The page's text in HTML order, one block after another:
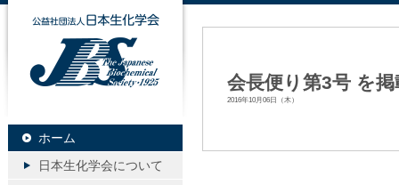
会長便り第3号 を
2016年10月06日（木）
公益社団法人日本生化学会
ホーム
日本生化学会について